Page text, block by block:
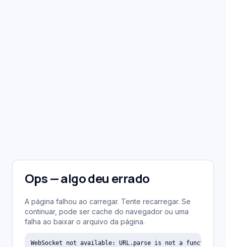
Ops — algo deu errado
A página falhou ao carregar. Tente recarregar. Se
continuar, pode ser cache do navegador ou uma
falha ao baixar o arquivo da página.
WebSocket not available: URL.parse is not a function